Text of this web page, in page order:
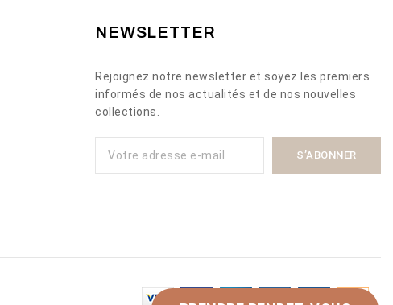
NEWSLETTER
Rejoignez notre newsletter et soyez les premiers
informés de nos actualités et de nos nouvelles
collections.